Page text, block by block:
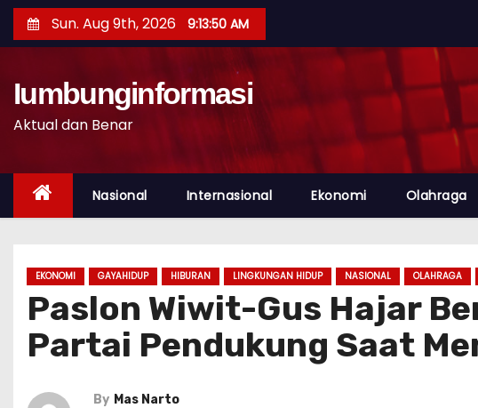
Sun. Aug 9th, 2026 9:13:51 AM
Iumbunginformasi
Aktual dan Benar
Nasional Internasional Ekonomi Olahraga
EKONOMI GAYAHIDUP HIBURAN LINGKUNGAN HIDUP NASIONAL OLAHRAGA
Paslon Wiwit-Gus Hajar
Partai Pendukung Saat
By Mas Narto